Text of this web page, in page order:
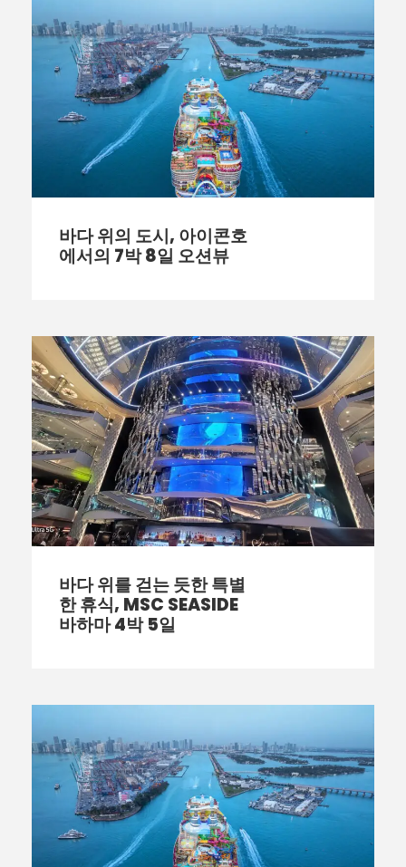
바다 위의 도시, 아이콘호
에서의 7박 8일 오션뷰
바다 위를 걷는 듯한 특별
한 휴식, MSC SEASIDE
바하마 4박 5일